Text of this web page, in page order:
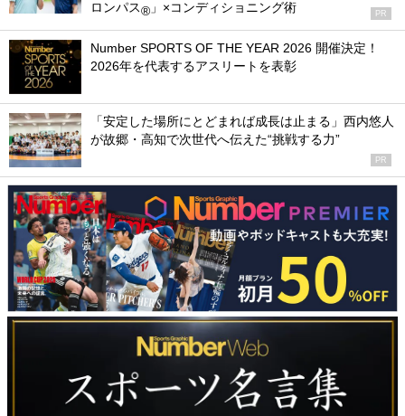
ロンパス® 」×コンディショニング術 PR
Number SPORTS OF THE YEAR 2026 開催決定！
2026年を代表するアスリートを表彰
「安定した場所にとどまれば成長は止まる」西内悠人
が故郷・高知で次世代へ伝えた“挑戦する力”
PR